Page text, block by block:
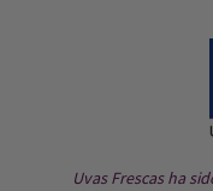
Uvas Frescas ha